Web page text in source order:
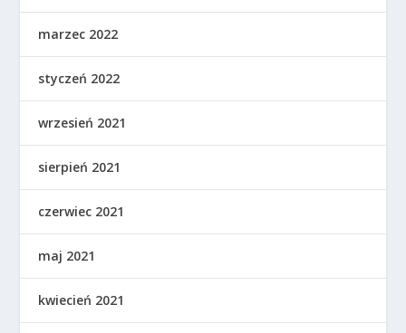
marzec 2022
styczeń 2022
wrzesień 2021
sierpień 2021
czerwiec 2021
maj 2021
kwiecień 2021